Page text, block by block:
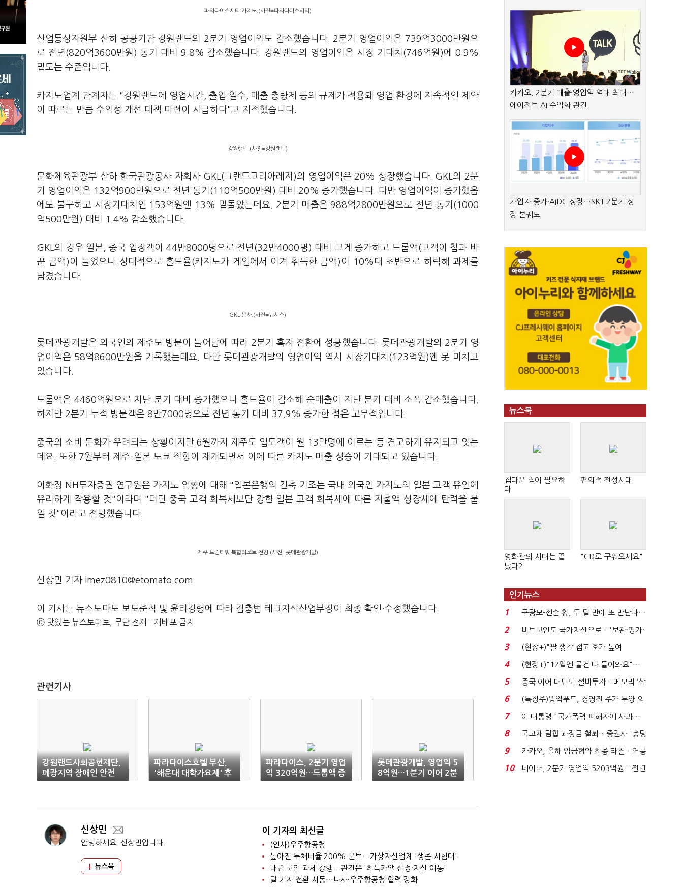
파라다이스시티 카지노.(사진=파라다이스시티)
산업통상자원부 산하 공공기관 강원랜드의 2분기 영업이익도 감소했습니다. 2분기 영업이익은 739억3000만원으
로 전년(820억3600만원) 동기 대비 9.8% 감소했습니다. 강원랜드의 영업이익은 시장 기대치(746억원)에 0.9%
밑도는 수준입니다.
카지노업계 관계자는 "강원랜드에 영업시간, 출입 일수, 매출 총량제 등의 규제가 적용돼 영업 환경에 지속적인 제약
이 따르는 만큼 수익성 개선 대책 마련이 시급하다"고 지적했습니다.
강원랜드.(사진=강원랜드)
문화체육관광부 산하 한국관광공사 자회사 GKL(그랜드코리아레저)의 영업이익은 20% 성장했습니다. GKL의 2분
기 영업이익은 132억900만원으로 전년 동기(110억500만원) 대비 20% 증가했습니다. 다만 영업이익이 증가했음
에도 불구하고 시장기대치인 153억원엔 13% 밑돌았는데요. 2분기 매출은 988억2800만원으로 전년 동기(1000
억500만원) 대비 1.4% 감소했습니다.
GKL의 경우 일본, 중국 입장객이 44만8000명으로 전년(32만4000명) 대비 크게 증가하고 드롭액(고객이 칩과 바
꾼 금액)이 늘었으나 상대적으로 홀드율(카지노가 게임에서 이겨 취득한 금액)이 10%대 초반으로 하락해 과제를
남겼습니다.
GKL 본사.(사진=뉴시스)
롯데관광개발은 외국인의 제주도 방문이 늘어남에 따라 2분기 흑자 전환에 성공했습니다. 롯데관광개발의 2분기 영
업이익은 58억8600만원을 기록했는데요. 다만 롯데관광개발의 영업이익 역시 시장기대치(123억원)엔 못 미치고
있습니다.
드롭액은 4460억원으로 지난 분기 대비 증가했으나 홀드율이 감소해 순매출이 지난 분기 대비 소폭 감소했습니다.
하지만 2분기 누적 방문객은 8만7000명으로 전년 동기 대비 37.9% 증가한 점은 고무적입니다.
중국의 소비 둔화가 우려되는 상황이지만 6월까지 제주도 입도객이 월 13만명에 이르는 등 견고하게 유지되고 잇는
데요. 또한 7월부터 제주-일본 도쿄 직항이 재개되면서 이에 따른 카지노 매출 상승이 기대되고 있습니다.
이화정 NH투자증권 연구원은 카지노 업황에 대해 "일본은행의 긴축 기조는 국내 외국인 카지노의 일본 고객 유인에
유리하게 작용할 것"이라며 "더딘 중국 고객 회복세보단 강한 일본 고객 회복세에 따른 지출액 성장세에 탄력을 붙
일 것"이라고 전망했습니다.
제주 드림타워 복합리조트 전경.(사진=롯데관광개발)
신상민 기자 lmez0810@etomato.com
이 기사는 뉴스토마토 보도준칙 및 윤리강령에 따라 김충범 테크지식산업부장이 최종 확인·수정했습니다.
ⓒ 맛있는 뉴스토마토, 무단 전재 - 재배포 금지
관련기사
강원랜드사회공헌재단,
폐광지역 장애인 안전
보금자리 마련
파라다이스호텔 부산,
'해운대 대학가요제' 후
원
파라다이스, 2분기 영업
익 320억원…드롭액 증
가에도 전년비 41.7%
롯데관광개발, 영업익 5
8억원…1분기 이어 2분
기 흑자
신상민
안녕하세요. 신상민입니다.
뉴스북
이 기자의 최신글
(인사)우주항공청
높아진 부채비율 200% 문턱…가상자산업계 '생존 시험대'
내년 코인 과세 강행…관건은 '취득가액 산정·자산 이동'
달 기지 전환 시동…나사·우주항공청 협력 강화
카카오, 2분기 매출·영업익 역대 최대…
에이전트 AI 수익화 관건
가입자 증가·AIDC 성장…SKT 2분기 성
장 본궤도
뉴스북
집다운 집이 필요하
다
편의점 전성시대
영화관의 시대는 끝
났다?
"CD로 구워오세요"
인기뉴스
1
구광모-젠슨 황, 두 달 만에 또 만난다…
로봇·AI 등 논...
2
비트코인도 국가자산으로…'보관·평가·
처분' 기준은 ...
3
(현장+)"팔 생각 접고 호가 높여
요"…'덜 똘똘한 한 채' 20...
4
(현장+)"12일엔 물건 다 들어와요"…
빈 매대 채우며 문 연 ...
5
중국 이어 대만도 설비투자…메모리 ‘삼
국전쟁’
6
(특징주)윙입푸드, 경영진 주가 부양 의
지에 상한가...
7
이 대통령 "국가폭력 피해자에 사과…
적극적 조사로 진...
8
국고채 담합 과징금 철퇴…증권사 '충당
금 폭탄' 우려...
9
카카오, 올해 임금협약 최종 타결…연봉
6.3% 인상·격려...
10
네이버, 2분기 영업익 5203억원…전년